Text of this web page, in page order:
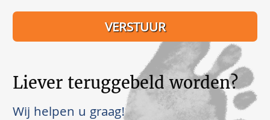
Liever teruggebeld worden?
Wij helpen u graag!